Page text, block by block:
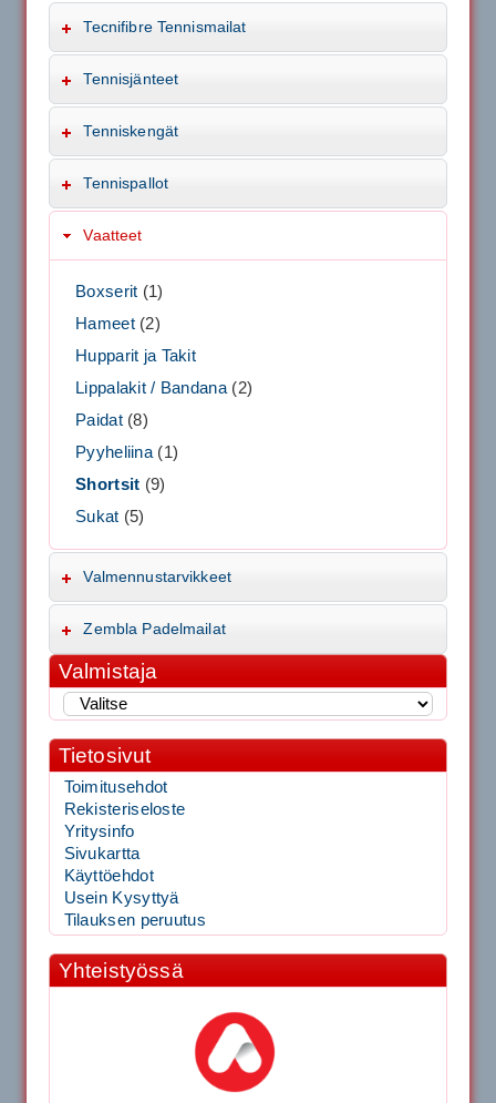
Tecnifibre Tennismailat
Tennisjänteet
Tenniskengät
Tennispallot
Vaatteet
Boxserit (1)
Hameet(2)
Hupparit ja Takit
Lippalakit / Bandana(2)
Paidat(8)
Pyyheliina (1)
Shortsit (9)
Sukat (5)
Valmennustarvikkeet
Zembla Padelmailat
Valmistaja
Tietosivut
Toimitusehdot
Rekisteriseloste
Yritysinfo
Sivukartta
Käyttöehdot
Usein Kysyttyä
Tilauksen peruutus
Yhteistyössä